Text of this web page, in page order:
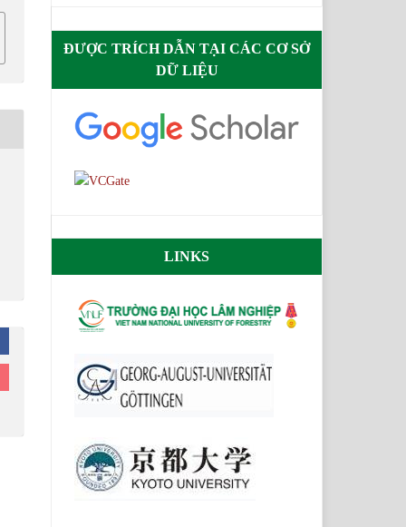
ĐƯỢC TRÍCH DẪN TẠI CÁC CƠ SỞ
DỮ LIỆU
LINKS